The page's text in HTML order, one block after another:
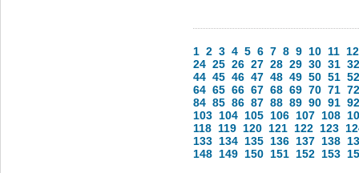
1 2 3 4 5 6 7 8 9 10 11 12
24 25 26 27 28 29 30 31 32
44 45 46 47 48 49 50 51 52
64 65 66 67 68 69 70 71 72
84 85 86 87 88 89 90 91 92
103 104 105 106 107 108
118 119 120 121 122 123
133 134 135 136 137 138
148 149 150 151 152 153